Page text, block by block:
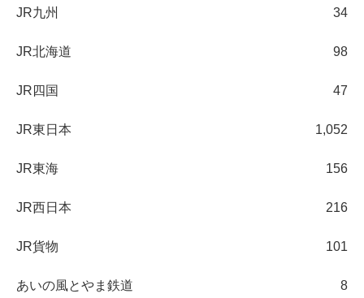
JR九州 34
JR北海道 98
JR四国 47
JR東日本 1,052
JR東海 156
JR西日本 216
JR貨物 101
あいの風とやま鉄道 8